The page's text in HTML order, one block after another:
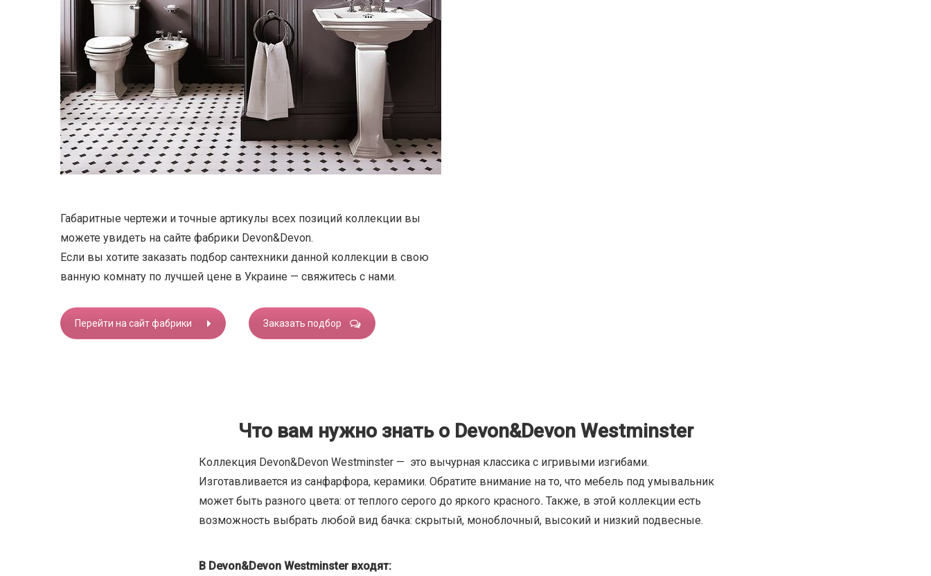
Габаритные чертежи и точные артикулы всех позиций коллекции вы
можете увидеть на сайте фабрики Devon&Devon.
Если вы хотите заказать подбор сантехники данной коллекции в свою
ванную комнату по лучшей цене в Украине — свяжитесь с нами.
Перейти на сайт фабрики Заказать подбор
Что вам нужно знать о Devon&Devon Westminster
Коллекция Devon&Devon Westminster — это вычурная классика с игривыми изгибами.
Изготавливается из санфарфора, керамики. Обратите внимание на то, что мебель под умывальник
может быть разного цвета: от теплого серого до яркого красного. Также, в этой коллекции есть
возможность выбрать любой вид бачка: скрытый, моноблочный, высокий и низкий подвесные.
В Devon&Devon Westminster входят: